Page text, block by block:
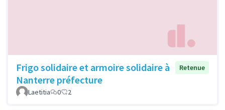
Frigo solidaire et armoire solidaire à
Nanterre préfecture
Retenue
Laetitia 0 2